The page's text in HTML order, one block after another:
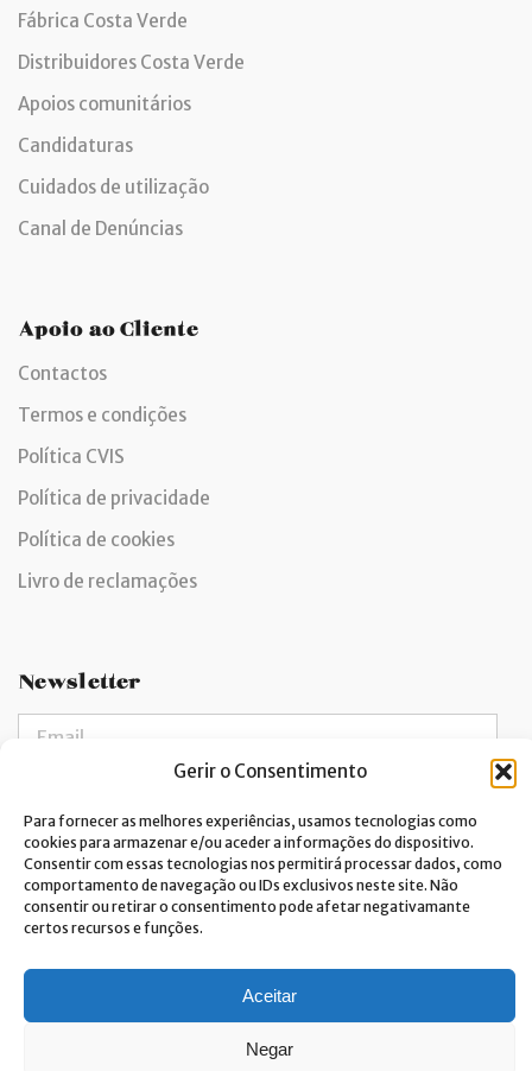
Gerir o Consentimento
Para fornecer as melhores experiências, usamos tecnologias como
cookies para armazenar e/ou aceder a informações do dispositivo.
Consentir com essas tecnologias nos permitirá processar dados, como
comportamento de navegação ou IDs exclusivos neste site. Não
consentir ou retirar o consentimento pode afetar negativamante
certos recursos e funções.
Aceitar
Negar
Fábrica Costa Verde
Distribuidores Costa Verde
Apoios comunitários
Candidaturas
Cuidados de utilização
Canal de Denúncias
Apoio ao Cliente
Contactos
Termos e condições
Política CVIS
Política de privacidade
Política de cookies
Livro de reclamações
Newsletter
política de privacidade.*
A Costa Verde está comprometida com a implementação do RGPD. Para
tratarmos os seus dados pessoais, precisamos do seu consentimento.
Cliqueaquie conheça a nossa Política de Privacidade.